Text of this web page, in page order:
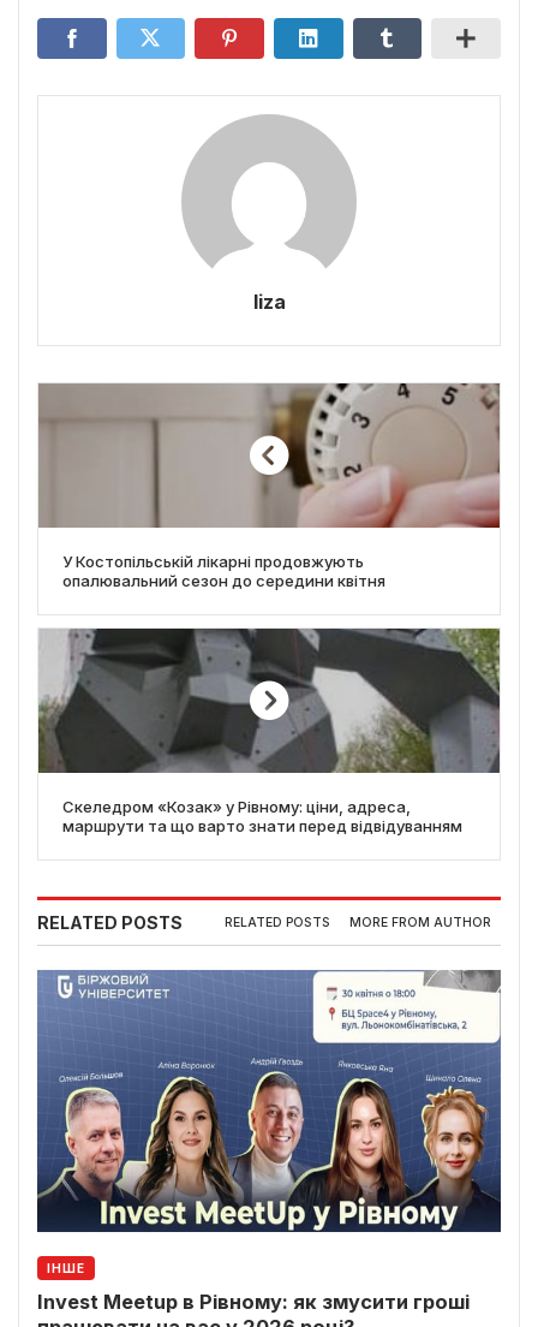
liza
У Костопільській лікарні продовжують
опалювальний сезон до середини квітня
Скеледром «Козак» у Рівному: ціни, адреса,
маршрути та що варто знати перед відвідуванням
RELATED POSTS RELATED POSTS MORE FROM AUTHOR
ІНШЕ
Invest Meetup в Рівному: як змусити гроші